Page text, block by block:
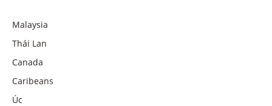
Malaysia
Thái Lan
Canada
Caribeans
Úc